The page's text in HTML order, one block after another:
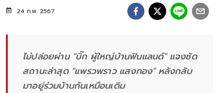
24 ก.พ. 2567
ไม่ปล่อยผ่าน "บิ๊ก ผู้ใหญ่บ้านฟินแลนด์" แจงชัด
สถานะล่าสุด "แพรวพราว แสงทอง" หลังกลับ
มาอยู่ร่วมบ้านกันเหมือนเดิม